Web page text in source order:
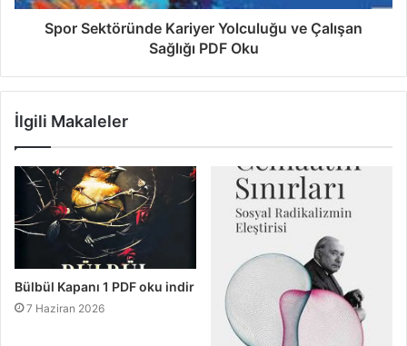
Spor Sektöründe Kariyer Yolculuğu ve Çalışan
Sağlığı PDF Oku
İlgili Makaleler
Bülbül Kapanı 1 PDF oku indir
7 Haziran 2026